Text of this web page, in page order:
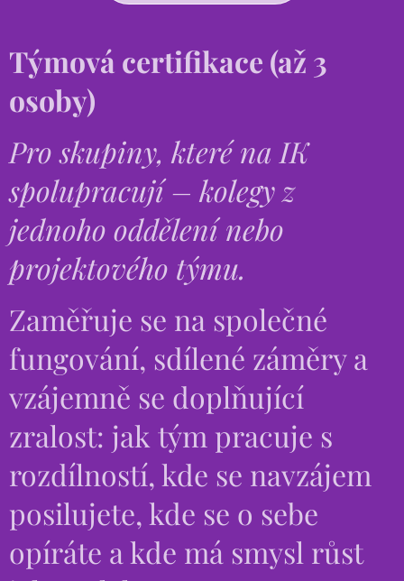
Týmová certifikace (až 3
osoby)
Pro skupiny, které na IK
spolupracují – kolegy z
jednoho oddělení nebo
projektového týmu.
Zaměřuje se na společné
fungování, sdílené záměry a
vzájemně se doplňující
zralost: jak tým pracuje s
rozdílností, kde se navzájem
posilujete, kde se o sebe
opíráte a kde má smysl růst